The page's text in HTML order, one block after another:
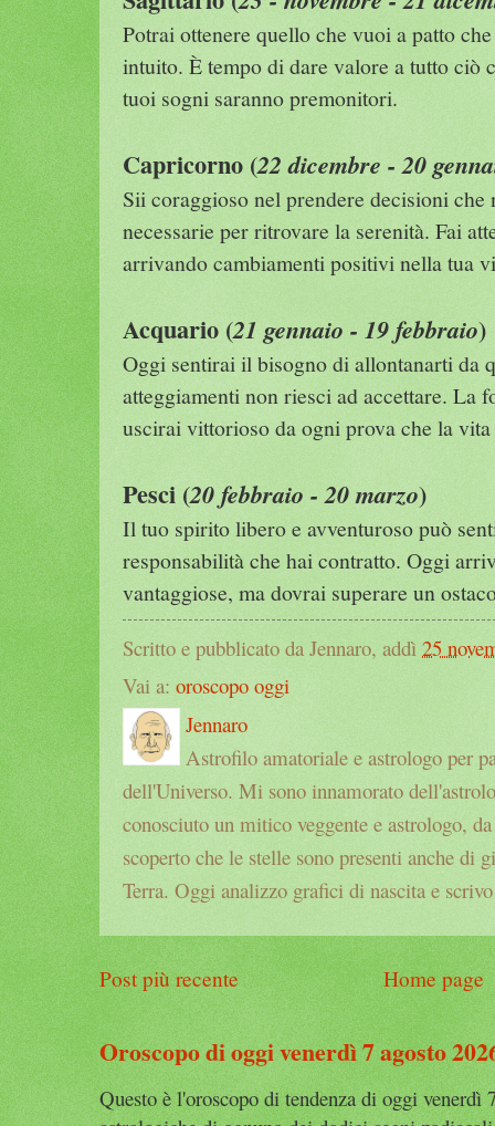
Potrai ottenere quello che vuoi a patto
intuito. È tempo di dare valore a tutto ciò
tuoi sogni saranno premonitori.
Capricorno (22 dicembre - 20
Sii coraggioso nel prendere decisioni
necessarie per ritrovare la serenità. Fai
arrivando cambiamenti positivi nella tua
Acquario (21 gennaio - 19 febbraio)
Oggi sentirai il bisogno di allontanarti da
atteggiamenti non riesci ad accettare. La
uscirai vittorioso da ogni prova che la
Pesci (20 febbraio - 20 marzo)
Il tuo spirito libero e avventuroso può
responsabilità che hai contratto. Oggi
vantaggiose, ma dovrai superare un
Scritto e pubblicato da Jennaro, addì 25
Vai a: oroscopo oggi
Jennaro
Astrofilo amatoriale e astrologo per
dell'Universo. Mi sono innamorato
conosciuto un mitico veggente e astrologo,
scoperto che le stelle sono presenti anche di
Terra. Oggi analizzo grafici di nascita e
Post più recente Home page
Oroscopo di oggi venerdì 7 agosto
Questo è l'oroscopo di tendenza di oggi venerdì